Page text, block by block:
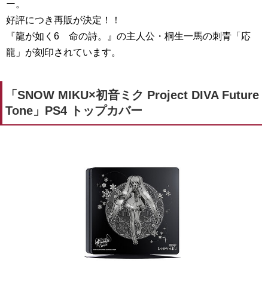
ー。
好評につき再販が決定！！
『龍が如く6 命の詩。』の主人公・桐生一馬の刺青「応
龍」が刻印されています。
「SNOW MIKU×初音ミク Project DIVA Future
Tone」PS4 トップカバー